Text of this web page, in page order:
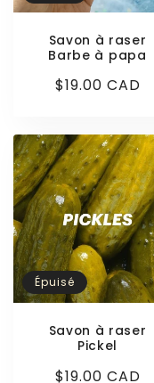
Savon à raser
Barbe à papa
Prix
$19.00 CAD
Épuisé
Savon à raser
Pickel
Prix
$19.00 CAD